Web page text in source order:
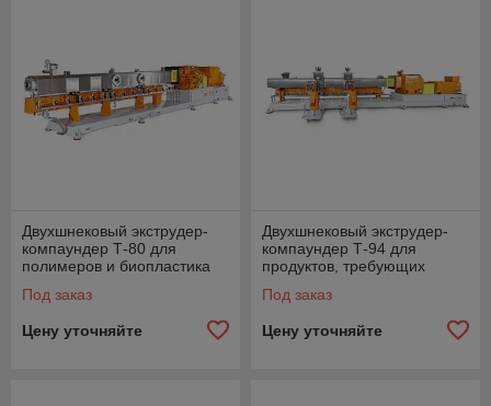
Двухшнековый экструдер-
компаундер Т-80 для
полимеров и биопластика
Под заказ
Цену уточняйте
Двухшнековый экструдер-
компаундер Т-94 для
продуктов, требующих
диспергирования
Под заказ
Цену уточняйте